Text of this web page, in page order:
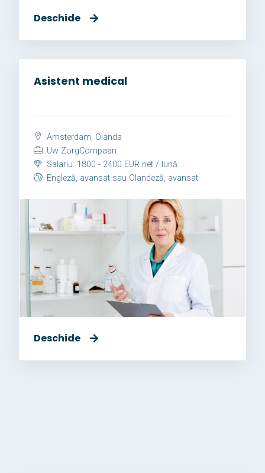
Deschide
Asistent medical
Amsterdam, Olanda
Uw ZorgCompaan
Salariu: 1800 - 2400 EUR net / lună
Engleză, avansat sau Olandeză, avansat
Deschide